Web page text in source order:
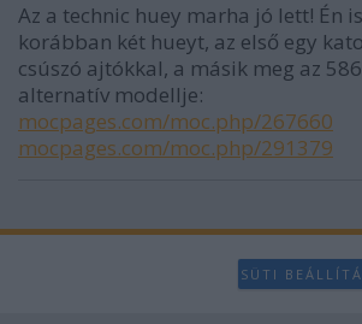
Az a technic huey marha jó lett! Én
korábban két hueyt, az első egy
csúszó ajtókkal, a másik meg az
alternatív modellje:
mocpages.com/moc.php/267660
mocpages.com/moc.php/291379
SÜTI